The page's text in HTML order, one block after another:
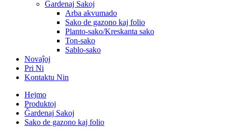
Ĝardenaj Sakoj
Arba akvumado
Sako de gazono kaj folio
Planto-sako/Kreskanta sako
Ton-sako
Sablo-sako
Novaĵoj
Pri Ni
Kontaktu Nin
Hejmo
Produktoj
Ĝardenaj Sakoj
Sako de gazono kaj folio